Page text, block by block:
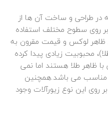
در طراحی و ساخت آن‌ ها از
روی سطوح مختلف استفاده
ظاهر لوکس و قیمت مقرون‌ به‌
محبوبیت زیادی پیدا کرده‌
با ظاهر طلا هستند اما نمی‌
مناسب می باشد.همچنین
روی این نوع زیورآلات وجود